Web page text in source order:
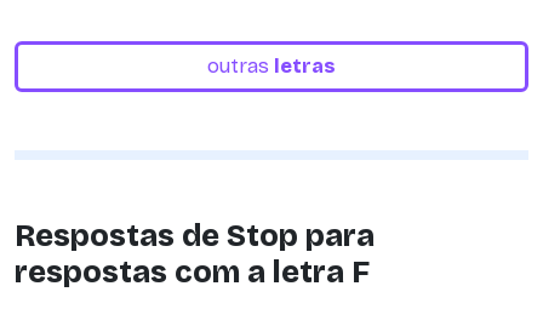
outras letras
Respostas de Stop para
respostas com a letra F